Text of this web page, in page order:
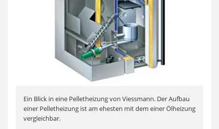
Ein Blick in eine Pelletheizung von Viessmann. Der Aufbau
einer Pelletheizung ist am ehesten mit dem einer Ölheizung
vergleichbar.